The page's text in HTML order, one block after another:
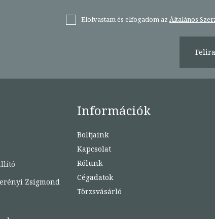
Elolvastam és elfogadom az Általános
Zsigmond
Információk
Boltjaink
Kapcsolat
Rólunk
Cégadatok
Törzsvásárló